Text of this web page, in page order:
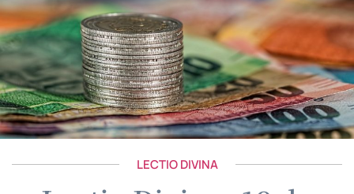
LECTIO DIVINA